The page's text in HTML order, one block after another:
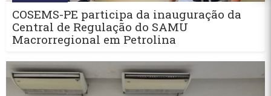
COSEMS-PE participa da inauguração da
Central de Regulação do SAMU
Macrorregional em Petrolina